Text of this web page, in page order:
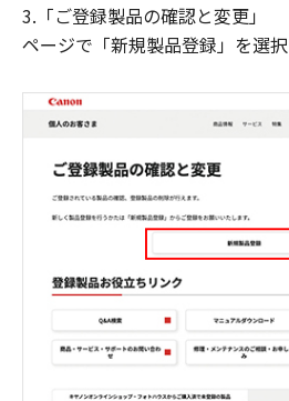
3.「ご登録製品の確認と変更」
ページで「新規製品登録」を選択